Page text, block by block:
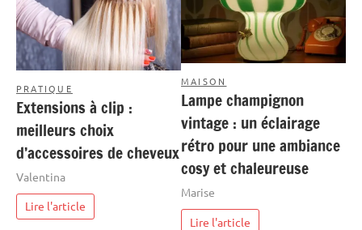
PRATIQUE
Extensions à clip :
meilleurs choix
d’accessoires de cheveux
Valentina
Lire l'article
MAISON
Lampe champignon
vintage : un éclairage
rétro pour une ambiance
cosy et chaleureuse
Marise
Lire l'article